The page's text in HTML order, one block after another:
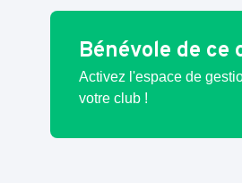
Bénévole de ce
Activez l'espace de
votre club !